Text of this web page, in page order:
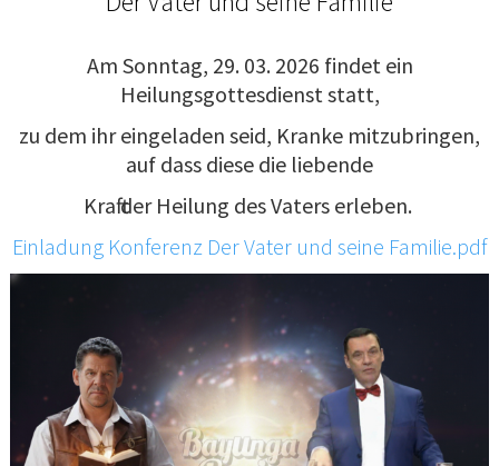
Am Sonntag, 29. 03. 2026 findet ein
Heilungsgottesdienst statt,
zu dem ihr eingeladen seid, Kranke mitzubringen,
auf dass diese die liebende
Kraft der Heilung des Vaters erleben.
Einladung Konferenz Der Vater und seine Familie.pdf